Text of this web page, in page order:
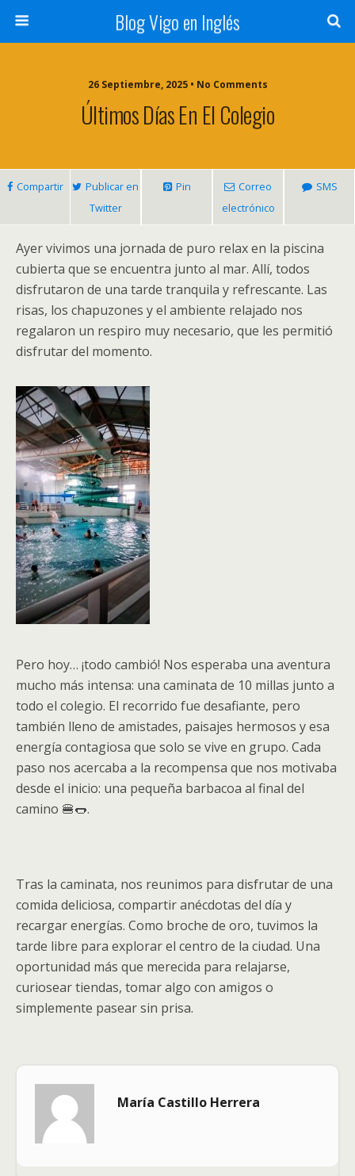
Blog Vigo en Inglés
26 Septiembre, 2025 • No Comments
Últimos Días En El Colegio
Compartir
Publicar en
Twitter
Pin
Correo
electrónico
SMS
Ayer vivimos una jornada de puro relax en la piscina
cubierta que se encuentra junto al mar. Allí, todos
disfrutaron de una tarde tranquila y refrescante. Las
risas, los chapuzones y el ambiente relajado nos
regalaron un respiro muy necesario, que les permitió
disfrutar del momento.
Pero hoy… ¡todo cambió! Nos esperaba una aventura
mucho más intensa: una caminata de 10 millas junto a
todo el colegio. El recorrido fue desafiante, pero
también lleno de amistades, paisajes hermosos y esa
energía contagiosa que solo se vive en grupo. Cada
paso nos acercaba a la recompensa que nos motivaba
desde el inicio: una pequeña barbacoa al final del
camino 🍔🌭.
Tras la caminata, nos reunimos para disfrutar de una
comida deliciosa, compartir anécdotas del día y
recargar energías. Como broche de oro, tuvimos la
tarde libre para explorar el centro de la ciudad. Una
oportunidad más que merecida para relajarse,
curiosear tiendas, tomar algo con amigos o
simplemente pasear sin prisa.
María Castillo Herrera